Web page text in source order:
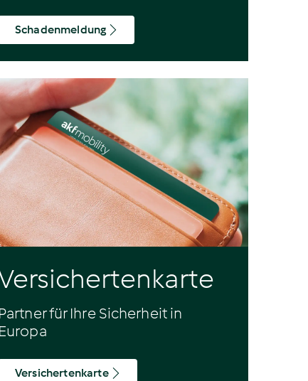
Schadenmeldung
Partner für Ihre Sicherheit in
Europa
Versichertenkarte